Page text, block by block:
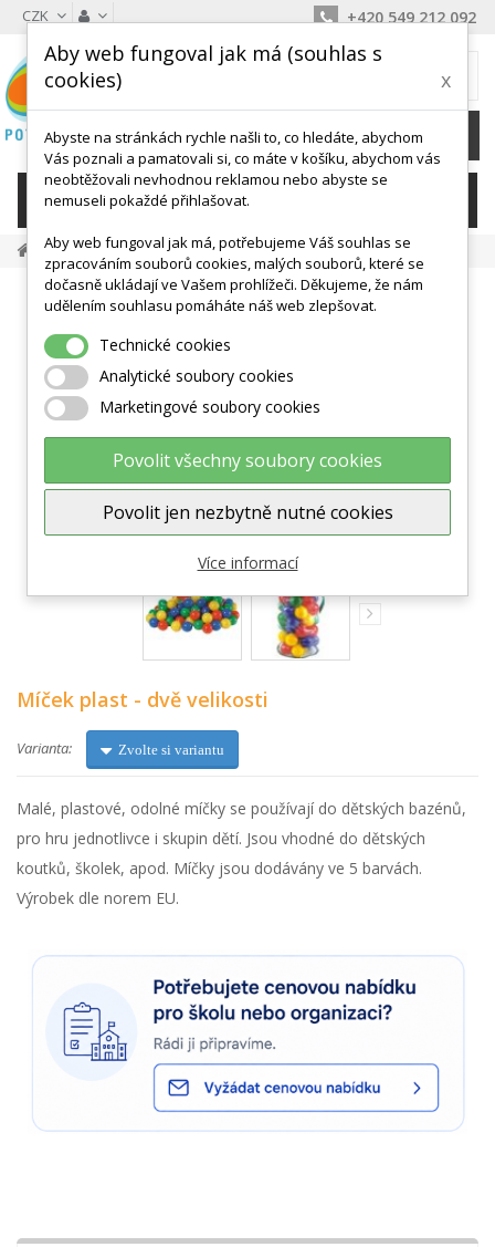
CZK +420 549 212 092
0 Kč
KATEGORIE
Zobrazit větší
Míček plast - dvě velikosti
Varianta: Zvolte si variantu
Malé, plastové, odolné míčky se používají do dětských bazénů,
pro hru jednotlivce i skupin dětí. Jsou vhodné do dětských
koutků, školek, apod. Míčky jsou dodávány ve 5 barvách.
Výrobek dle norem EU.
Aby web fungoval jak má (souhlas s
cookies)
x
Abyste na stránkách rychle našli to, co hledáte, abychom
Vás poznali a pamatovali si, co máte v košíku, abychom vás
neobtěžovali nevhodnou reklamou nebo abyste se
nemuseli pokaždé přihlašovat.
Aby web fungoval jak má, potřebujeme Váš souhlas se
zpracováním souborů cookies, malých souborů, které se
dočasně ukládají ve Vašem prohlížeči. Děkujeme, že nám
udělením souhlasu pomáháte náš web zlepšovat.
Technické cookies
Analytické soubory cookies
Marketingové soubory cookies
Povolit všechny soubory cookies
Povolit jen nezbytně nutné cookies
Více informací